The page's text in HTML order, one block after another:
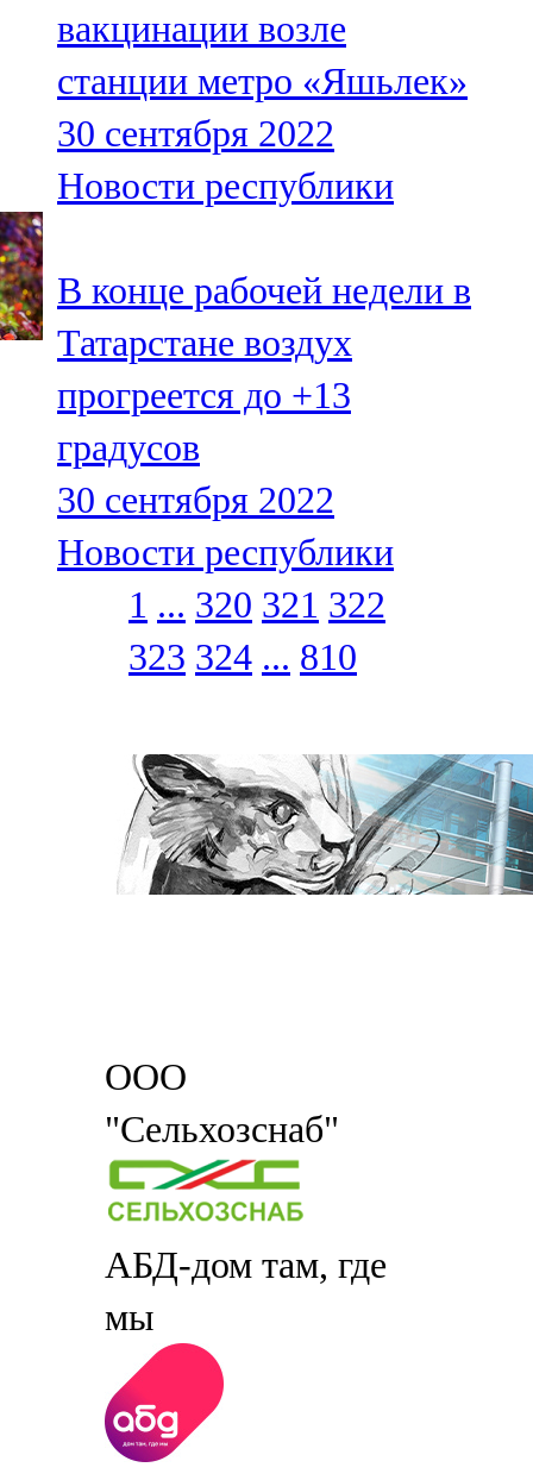
вакцинации возле
станции метро «Яшьлек»
30 сентября 2022
Новости республики
В конце рабочей недели в
Татарстане воздух
прогреется до +13
градусов
30 сентября 2022
Новости республики
1 ... 320 321 322
323 324 ... 810
ООО
"Сельхозснаб"
АБД-дом там, где
мы